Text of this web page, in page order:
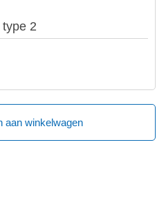
2
aan winkelwagen